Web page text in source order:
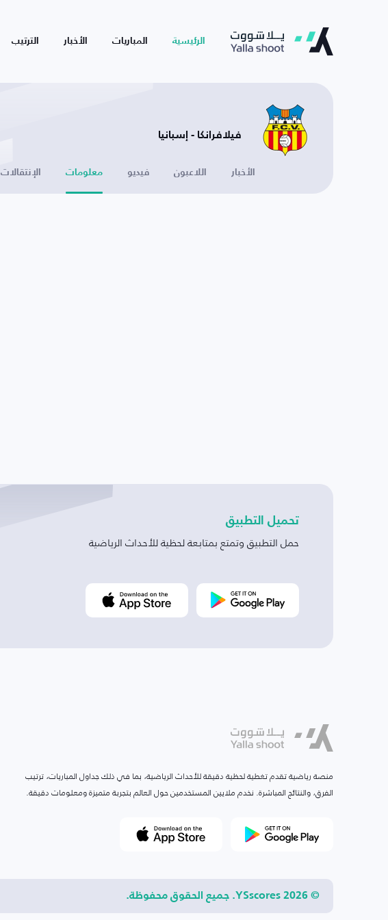
الرئيسية المباريات الأخبار الترتيب
فيلافرانكا - إسبانيا
الأخبار اللاعبون فيديو معلومات الإنتقالات
تحميل التطبيق
حمل التطبيق وتمتع بمتابعة لحظية للأحداث الرياضية
منصة رياضية تقدم تغطية لحظية دقيقة للأحداث الرياضية، بما في ذلك جداول المباريات، ترتيب
الفرق، والنتائج المباشرة. نخدم ملايين المستخدمين حول العالم بتجربة متميزة ومعلومات دقيقة.
© 2026 YSscores. جميع الحقوق محفوظة.